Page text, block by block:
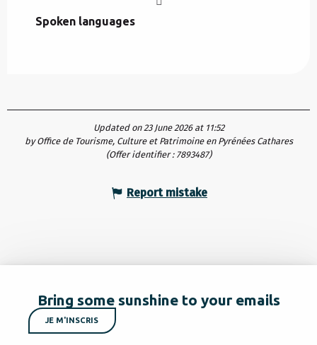
Spoken languages
Spoken languages
Updated on 23 June 2026 at 11:52
by Office de Tourisme, Culture et Patrimoine en Pyrénées Cathares
(Offer identifier : 7893487)
Report mistake
Bring some sunshine to your emails
JE M'INSCRIS